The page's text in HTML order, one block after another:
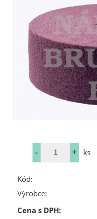
ks
Kód:
Výrobce:
Cena s DPH: